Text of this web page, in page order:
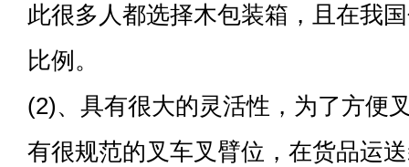
此很多人都选择木包装箱，且在我
比例。
(2)、具有很大的灵活性，为了方便
有很规范的叉车叉臂位，在货品运